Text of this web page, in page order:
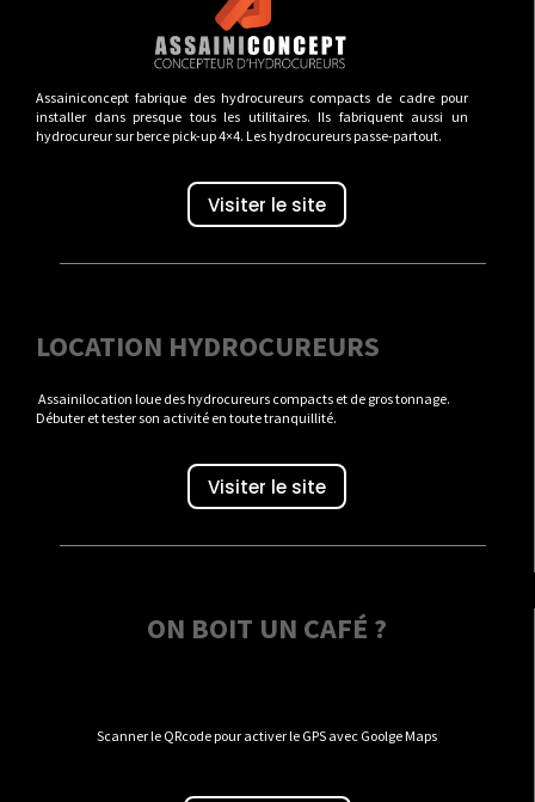
Assainiconcept fabrique des hydrocureurs compacts de cadre pour
installer dans presque tous les utilitaires. Ils fabriquent aussi un
hydrocureur sur berce pick-up 4×4. Les hydrocureurs passe-partout.
Visiter le site
LOCATION HYDROCUREURS
Assainilocation loue des hydrocureurs compacts et de gros tonnage.
Débuter et tester son activité en toute tranquillité.
Visiter le site
ON BOIT UN CAFÉ ?
Scanner le QRcode pour activer le GPS avec Goolge Maps